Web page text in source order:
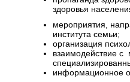
здоровья
мероприятия,
института семьи;
организация
взаимодействие с
информационное